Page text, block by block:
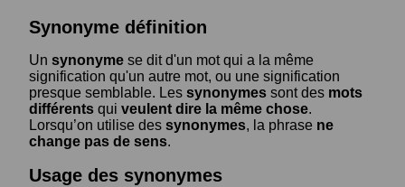
Synonyme définition
Un synonyme se dit d'un mot qui a la même
signification qu'un autre mot, ou une signification
presque semblable. Les synonymes sont des mots
différents qui veulent dire la même chose.
Lorsqu’on utilise des synonymes, la phrase ne
change pas de sens.
Usage des synonymes